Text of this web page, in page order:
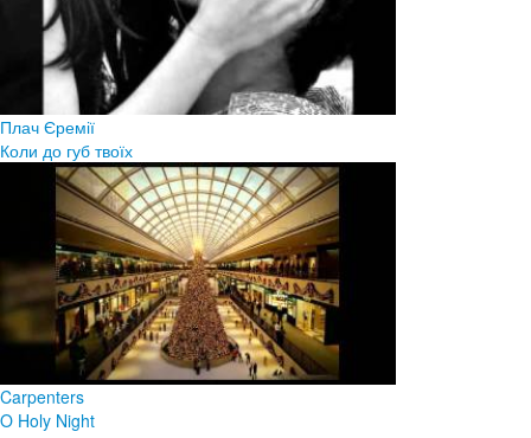
Плач Єремії
Коли до губ твоїх
Carpenters
O Holy Night